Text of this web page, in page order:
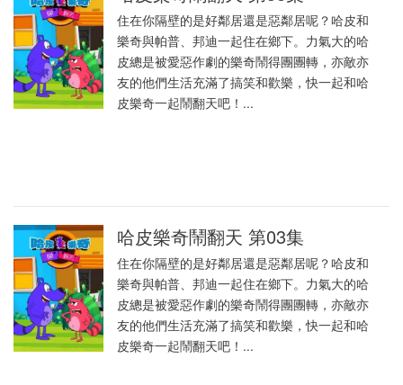
住在你隔壁的是好鄰居還是惡鄰居呢？哈皮和
樂奇與帕普、邦迪一起住在鄉下。力氣大的哈
皮總是被愛惡作劇的樂奇鬧得團團轉，亦敵亦
友的他們生活充滿了搞笑和歡樂，快一起和哈
皮樂奇一起鬧翻天吧！...
哈皮樂奇鬧翻天 第03集
住在你隔壁的是好鄰居還是惡鄰居呢？哈皮和
樂奇與帕普、邦迪一起住在鄉下。力氣大的哈
皮總是被愛惡作劇的樂奇鬧得團團轉，亦敵亦
友的他們生活充滿了搞笑和歡樂，快一起和哈
皮樂奇一起鬧翻天吧！...